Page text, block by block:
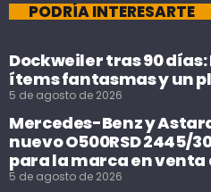
PODRÍA INTERESARTE
Dockweiler tras 90
ítems fantasmas y un
5 de agosto de 2026
Mercedes-Benz y
nuevo O500RSD 2445/
para la marca en venta
5 de agosto de 2026